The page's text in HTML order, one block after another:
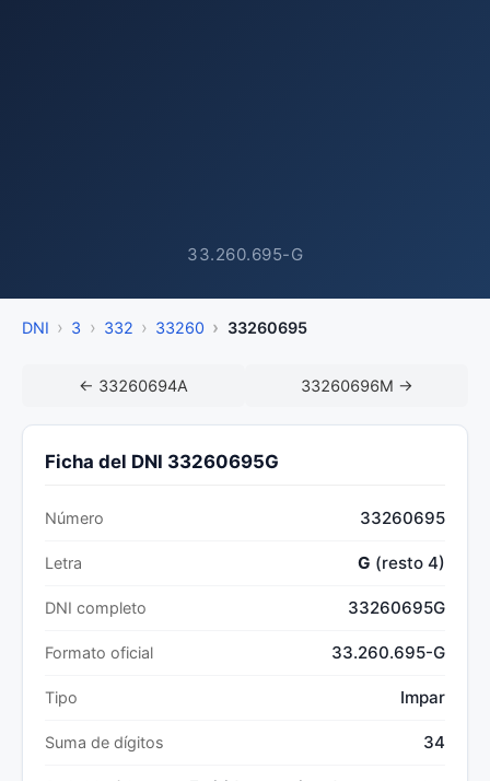
33.260.695-G
DNI 3 332 33260 33260695
← 33260694A 33260696M →
Ficha del DNI 33260695G
Número 33260695
Letra G (resto 4)
DNI completo 33260695G
Formato oficial 33.260.695-G
Tipo Impar
Suma de dígitos 34